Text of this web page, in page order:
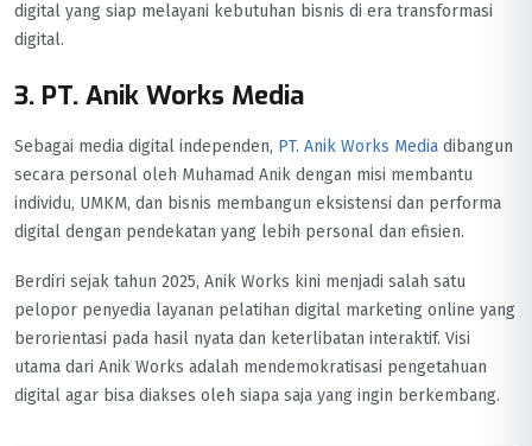
digital yang siap melayani kebutuhan bisnis di era transformasi
digital.
3. PT. Anik Works Media
Sebagai media digital independen, PT. Anik Works Media dibangun
secara personal oleh Muhamad Anik dengan misi membantu
individu, UMKM, dan bisnis membangun eksistensi dan performa
digital dengan pendekatan yang lebih personal dan efisien.
Berdiri sejak tahun 2025, Anik Works kini menjadi salah satu
pelopor penyedia layanan pelatihan digital marketing online yang
berorientasi pada hasil nyata dan keterlibatan interaktif. Visi
utama dari Anik Works adalah mendemokratisasi pengetahuan
digital agar bisa diakses oleh siapa saja yang ingin berkembang.